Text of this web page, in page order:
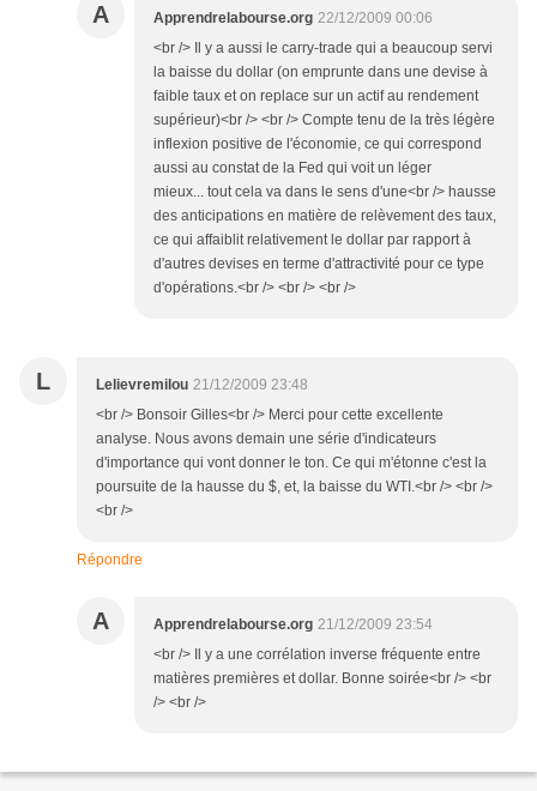
A Apprendrelabourse.org 22/12/2009 00:06
<br /> Il y a aussi le carry-trade qui a beaucoup servi
la baisse du dollar (on emprunte dans une devise à
faible taux et on replace sur un actif au rendement
supérieur)<br /> <br /> Compte tenu de la très légère
inflexion positive de l'économie, ce qui correspond
aussi au constat de la Fed qui voit un léger
mieux... tout cela va dans le sens d'une<br /> hausse
des anticipations en matière de relèvement des taux,
ce qui affaiblit relativement le dollar par rapport à
d'autres devises en terme d'attractivité pour ce type
d'opérations.<br /> <br /> <br />
L Lelievremilou 21/12/2009 23:48
<br /> Bonsoir Gilles<br /> Merci pour cette excellente
analyse. Nous avons demain une série d'indicateurs
d'importance qui vont donner le ton. Ce qui m'étonne c'est la
poursuite de la hausse du $, et, la baisse du WTI.<br /> <br />
<br />
Répondre
A Apprendrelabourse.org 21/12/2009 23:54
<br /> Il y a une corrélation inverse fréquente entre
matières premières et dollar. Bonne soirée<br /> <br
/> <br />